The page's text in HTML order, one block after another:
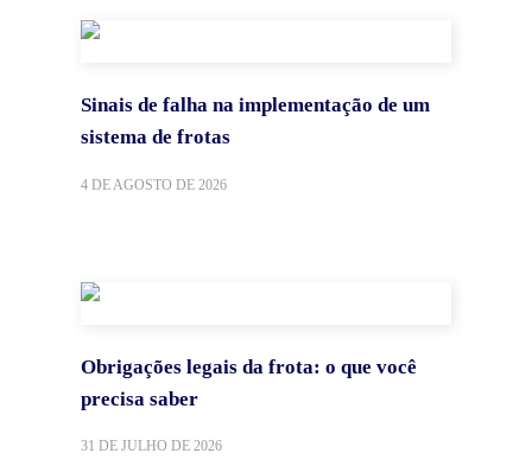
Sinais de falha na implementação de um
sistema de frotas
4 DE AGOSTO DE 2026
Obrigações legais da frota: o que você
precisa saber
31 DE JULHO DE 2026